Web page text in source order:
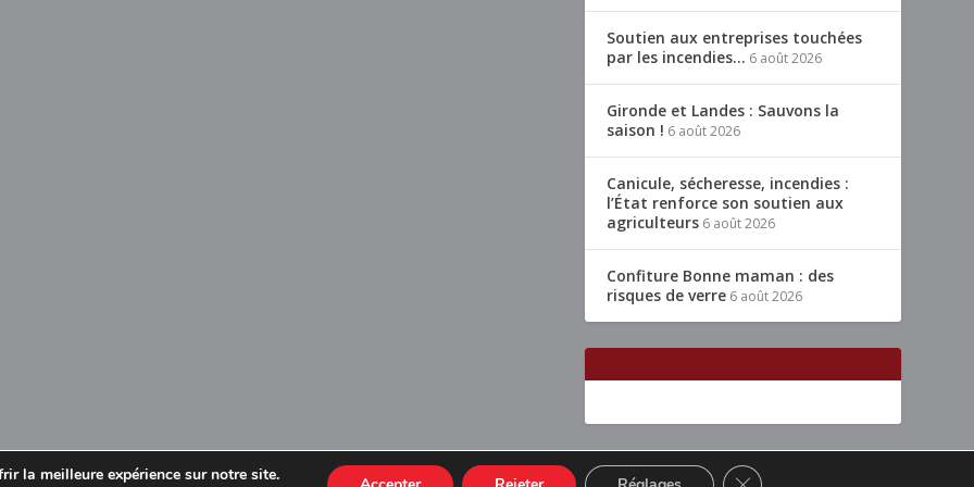
Soutien aux entreprises touchées
par les incendies… 6 août 2026
Gironde et Landes : Sauvons la
saison ! 6 août 2026
Canicule, sécheresse, incendies :
l’État renforce son soutien aux
agriculteurs 6 août 2026
Confiture Bonne maman : des
risques de verre 6 août 2026
la meilleure expérience sur notre site.
CLOSE GDPR COOKIE BANNER